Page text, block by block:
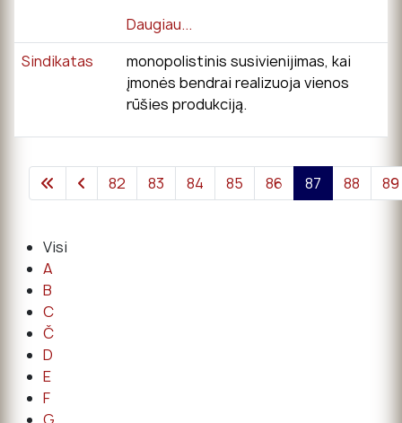
Daugiau...
Sindikatas
monopolistinis susivienijimas, kai
įmonės bendrai realizuoja vienos
rūšies produkciją.
82 83 84 85 86 87 88 89
Visi
A
B
C
Č
D
E
F